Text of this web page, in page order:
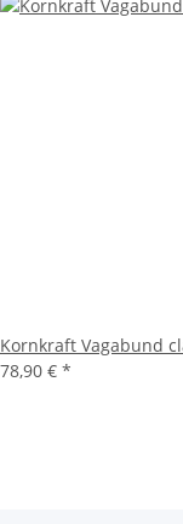
Kornkraft Vagabund
78,90 € *